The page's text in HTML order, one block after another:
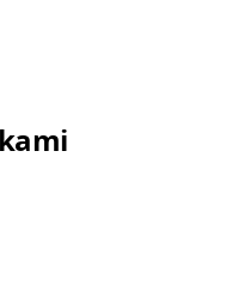
bintang lima